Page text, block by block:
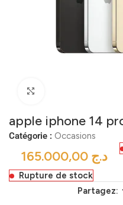
apple iphone 14
Catégorie : Occasions
د.ج
Rupture de stock
Partagez: